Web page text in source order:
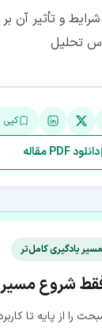
و تأثیر آن
تحلیل
کپی
دانلود PDF مقاله
مسیر یادگیری کامل‌تر
فقط شروع
را از پایه تا